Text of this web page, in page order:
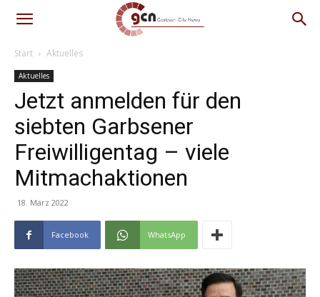
Start Aktuelles
Aktuelles
Jetzt anmelden für den
siebten Garbsener
Freiwilligentag – viele
Mitmachaktionen
18. März 2022
Facebook WhatsApp